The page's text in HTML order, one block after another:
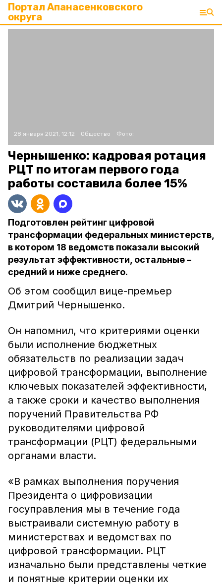
Портал Апанасенковского
округа
28 января 2021, 12:12 Общество Фото:
Чернышенко: кадровая ротация
РЦТ по итогам первого года
работы составила более 15%
Подготовлен рейтинг цифровой
трансформации федеральных министерств,
в котором 18 ведомств показали высокий
результат эффективности, остальные –
средний и ниже среднего.
Об этом сообщил вице-премьер
Дмитрий Чернышенко.
Он напомнил, что критериями оценки
были исполнение бюджетных
обязательств по реализации задач
цифровой трансформации, выполнение
ключевых показателей эффективности,
а также сроки и качество выполнения
поручений Правительства РФ
руководителями цифровой
трансформации (РЦТ) федеральными
органами власти.
«В рамках выполнения поручения
Президента о цифровизации
госуправления мы в течение года
выстраивали системную работу в
министерствах и ведомствах по
цифровой трансформации. РЦТ
изначально были представлены четкие
и понятные критерии оценки их